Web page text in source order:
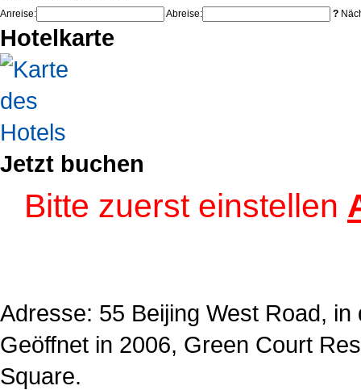
Anreise: Abreise: ?
Hotelkarte
Jetzt buchen
Bitte zuerst einstellen
Adresse: 55 Beijing West Road,
Geöffnet in 2006, Green Court
Square.